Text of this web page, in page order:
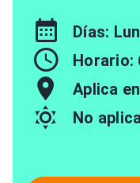
Días:
Horario:
Aplica
No